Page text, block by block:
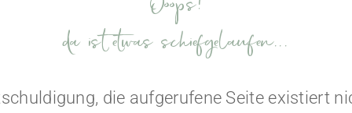
Ooops!
da ist etwas schiefgelaufen...
die aufgerufene Seite existiert